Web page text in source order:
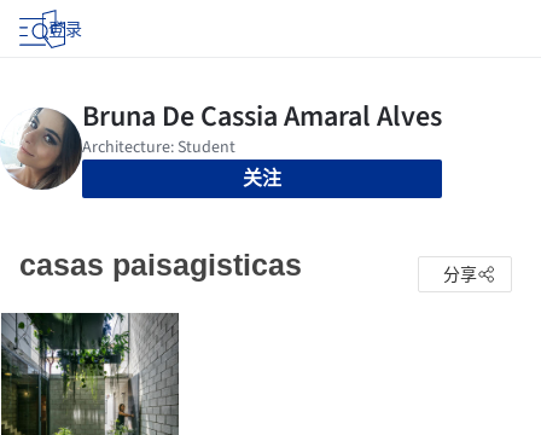
登录
关注
casas paisagisticas 分享